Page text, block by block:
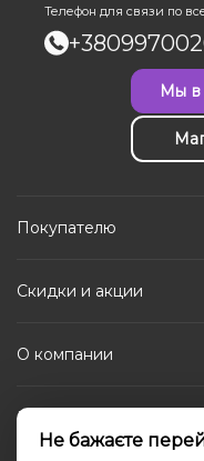
Телефон для связи по
Мы в
Покупателю
Скидки и акции
О компании
Каталог
Не бажаєте